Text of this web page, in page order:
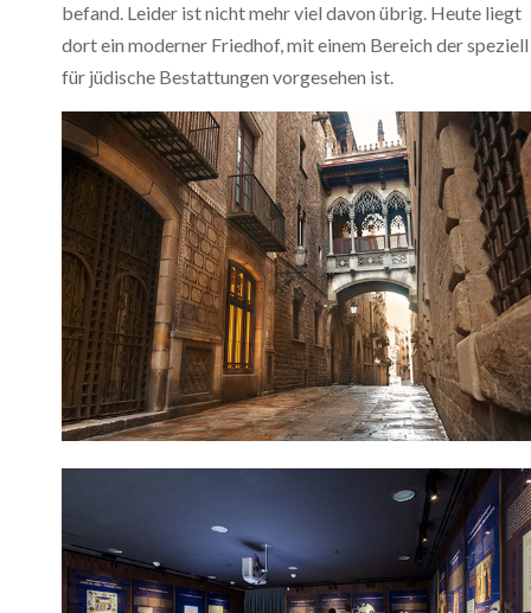
befand. Leider ist nicht mehr viel davon übrig. Heute liegt
dort ein moderner Friedhof, mit einem Bereich der speziell
für jüdische Bestattungen vorgesehen ist.